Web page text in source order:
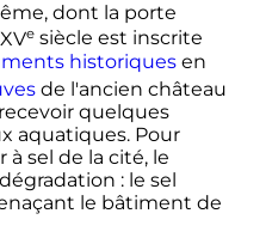
dont la porte
XVe siècle est inscrite
historiquesen
de l'ancien château
quelques
aquatiques. Pour
à sel de la cité, le
: le sel
le bâtiment de